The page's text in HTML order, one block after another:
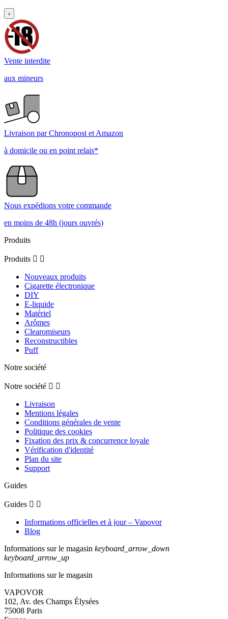
›
Vente interdite
aux mineurs
Livraison par Chronopost et Amazon
à domicile ou en point relais*
Nous expédions votre commande
en moins de 48h (jours ouvrés)
Produits
Produits  
Nouveaux produits
Cigarette électronique
DIY
E-liquide
Matériel
Arômes
Clearomiseurs
Reconstructibles
Puff
Notre société
Notre société  
Livraison
Mentions légales
Conditions générales de vente
Politique des cookies
Fixation des prix & concurrence loyale
Vérification d'identité
Plan du site
Support
Guides
Guides  
Informations officielles et à jour – Vapovor
Blog
Informations sur le magasin keyboard_arrow_down
keyboard_arrow_up
Informations sur le magasin
VAPOVOR
102, Av. des Champs Élysées
75008 Paris